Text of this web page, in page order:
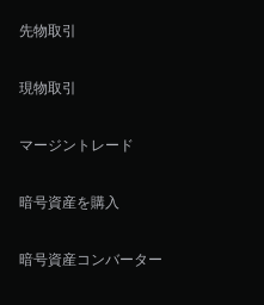
先物取引
現物取引
マージントレード
暗号資産を購入
暗号資産コンバーター